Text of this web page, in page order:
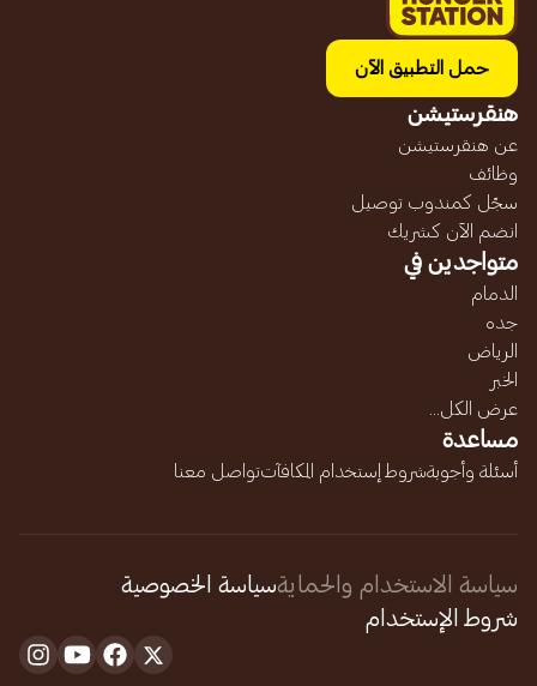
حمل التطبيق الآن
هنقرستيشن
عن هنقرستيشن
وظائف
سجّل كمندوب توصيل
انضم الآن كشريك
متواجدين في
الدمام
جده
الرياض
الخبر
عرض الكل...
مساعدة
أسئلة وأجوبةشروط إستخدام المكافآتتواصل معنا
سياسة الاستخدام والحمايةسياسة الخصوصية
شروط الإستخدام